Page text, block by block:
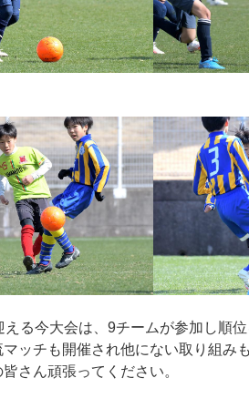
る今大会は、9チームが参加し順位
ッチも開催され他にない取り組み
さん頑張ってください。